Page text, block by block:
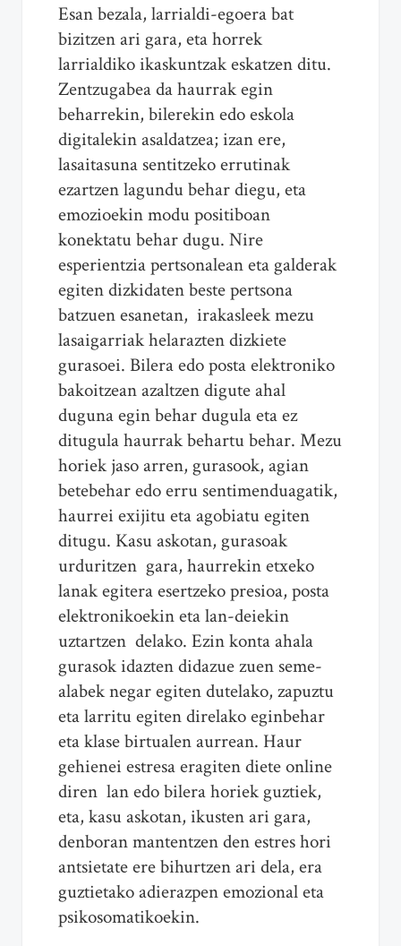
Esan bezala, larrialdi-egoera bat
bizitzen ari gara, eta horrek
larrialdiko ikaskuntzak eskatzen ditu.
Zentzugabea da haurrak egin
beharrekin, bilerekin edo eskola
digitalekin asaldatzea; izan ere,
lasaitasuna sentitzeko errutinak
ezartzen lagundu behar diegu, eta
emozioekin modu positiboan
konektatu behar dugu. Nire
esperientzia pertsonalean eta galderak
egiten dizkidaten beste pertsona
batzuen esanetan, irakasleek mezu
lasaigarriak helarazten dizkiete
gurasoei. Bilera edo posta elektroniko
bakoitzean azaltzen digute ahal
duguna egin behar dugula eta ez
ditugula haurrak behartu behar. Mezu
horiek jaso arren, gurasook, agian
betebehar edo erru sentimenduagatik,
haurrei exijitu eta agobiatu egiten
ditugu. Kasu askotan, gurasoak
urduritzen gara, haurrekin etxeko
lanak egitera esertzeko presioa, posta
elektronikoekin eta lan-deiekin
uztartzen delako. Ezin konta ahala
gurasok idazten didazue zuen seme-
alabek negar egiten dutelako, zapuztu
eta larritu egiten direlako eginbehar
eta klase birtualen aurrean. Haur
gehienei estresa eragiten diete online
diren lan edo bilera horiek guztiek,
eta, kasu askotan, ikusten ari gara,
denboran mantentzen den estres hori
antsietate ere bihurtzen ari dela, era
guztietako adierazpen emozional eta
psikosomatikoekin.